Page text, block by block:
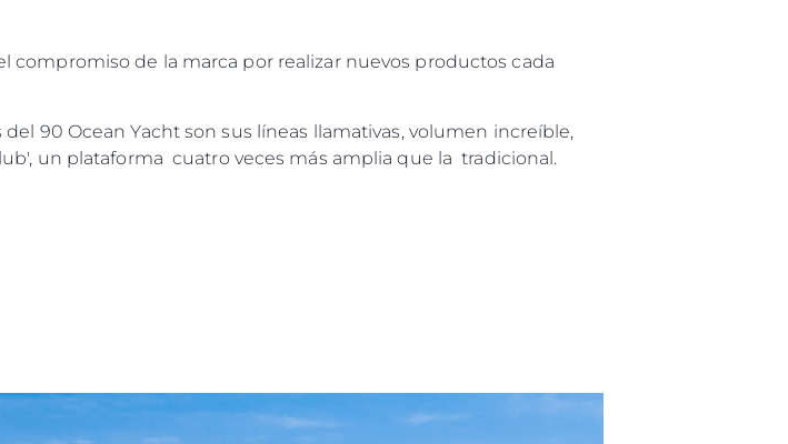
compromiso de la marca por realizar nuevos productos cada
90 Ocean Yacht son sus líneas llamativas, volumen increíble,
un plataforma cuatro veces más amplia que la tradicional.